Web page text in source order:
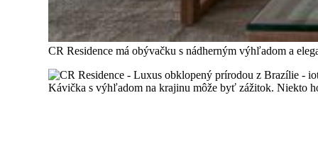
CR Residence má obývačku s nádherným výhľadom a
Kávička s výhľadom na krajinu môže byť zážitok. Niekto